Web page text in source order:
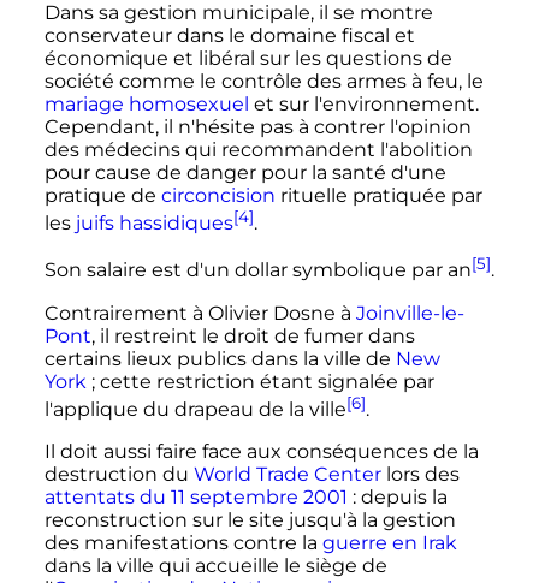
Dans sa gestion municipale, il se montre
conservateur dans le domaine fiscal et
économique et libéral sur les questions de
société comme le contrôle des armes à feu, le
mariage homosexuel et sur l'environnement.
Cependant, il n'hésite pas à contrer l'opinion
des médecins qui recommandent l'abolition
pour cause de danger pour la santé d'une
pratique de circoncision rituelle pratiquée par
les juifs hassidiques[4].
Son salaire est d'un dollar symbolique par an[5].
Contrairement à Olivier Dosne à Joinville-le-
Pont, il restreint le droit de fumer dans
certains lieux publics dans la ville de New
York ; cette restriction étant signalée par
l'applique du drapeau de la ville[6].
Il doit aussi faire face aux conséquences de la
destruction du World Trade Centerlors des
attentats du 11 septembre 2001 : depuis la
reconstruction sur le site jusqu'à la gestion
des manifestations contre la guerre en Irak
dans la ville qui accueille le siège de